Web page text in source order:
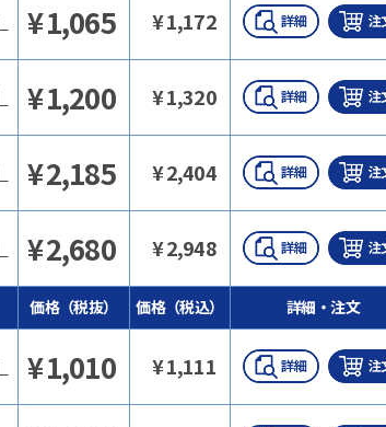
¥1,065 ¥1,172
¥1,200 ¥1,320
¥2,185 ¥2,404
¥2,680 ¥2,948
価格（税抜） 価格（税込） 詳細・注文
¥1,010 ¥1,111